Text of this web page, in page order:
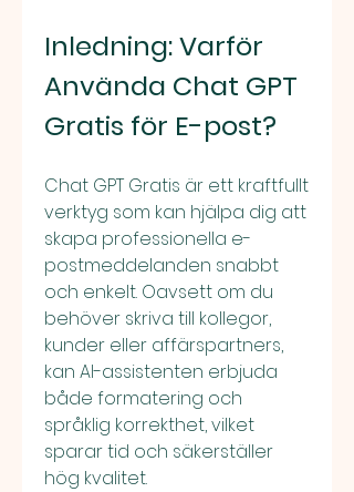
Inledning: Varför
Använda Chat GPT
Gratis för E-post?
Chat GPT Gratis är ett kraftfullt
verktyg som kan hjälpa dig att
skapa professionella e-
postmeddelanden snabbt
och enkelt. Oavsett om du
behöver skriva till kollegor,
kunder eller affärspartners,
kan AI-assistenten erbjuda
både formatering och
språklig korrekthet, vilket
sparar tid och säkerställer
hög kvalitet.